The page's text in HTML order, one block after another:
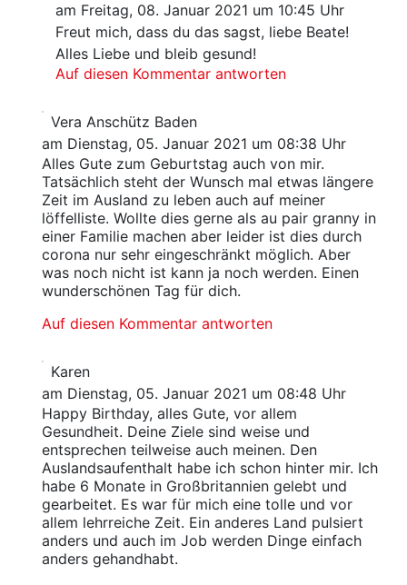
am Freitag, 08. Januar 2021 um 10:45 Uhr
Freut mich, dass du das sagst, liebe Beate!
Alles Liebe und bleib gesund!
Auf diesen Kommentar antworten
Vera Anschütz Baden
am Dienstag, 05. Januar 2021 um 08:38 Uhr
Alles Gute zum Geburtstag auch von mir.
Tatsächlich steht der Wunsch mal etwas längere
Zeit im Ausland zu leben auch auf meiner
löffelliste. Wollte dies gerne als au pair granny in
einer Familie machen aber leider ist dies durch
corona nur sehr eingeschränkt möglich. Aber
was noch nicht ist kann ja noch werden. Einen
wunderschönen Tag für dich.
Auf diesen Kommentar antworten
Karen
am Dienstag, 05. Januar 2021 um 08:48 Uhr
Happy Birthday, alles Gute, vor allem
Gesundheit. Deine Ziele sind weise und
entsprechen teilweise auch meinen. Den
Auslandsaufenthalt habe ich schon hinter mir. Ich
habe 6 Monate in Großbritannien gelebt und
gearbeitet. Es war für mich eine tolle und vor
allem lehrreiche Zeit. Ein anderes Land pulsiert
anders und auch im Job werden Dinge einfach
anders gehandhabt.